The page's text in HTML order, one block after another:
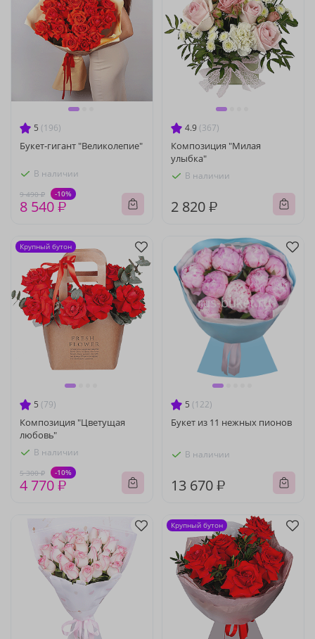
5 (196)
Букет-гигант "Великолепие"
В наличии
9 490 ₽ -10%
8 540 ₽
4.9 (367)
Композиция "Милая
улыбка"
В наличии
2 820 ₽
5 (79)
Композиция "Цветущая
любовь"
В наличии
5 300 ₽ -10%
4 770 ₽
Крупный бутон
5 (122)
Букет из 11 нежных пионов
В наличии
13 670 ₽
Крупный бутон